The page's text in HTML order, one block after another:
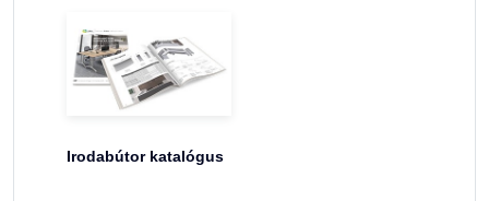
Irodabútor katalógus